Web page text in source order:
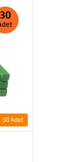
70 Adet